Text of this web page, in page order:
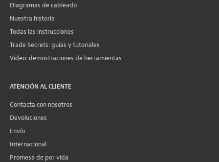
Diagramas de cableado
Nuestra historia
Todas las instrucciones
Trade Secrets: guías y tutoriales
Vídeo: demostraciones de herramientas
ATENCIÓN AL CLIENTE
Contacta con nosotros
Devoluciones
Envío
Internacional
Promesa de por vida